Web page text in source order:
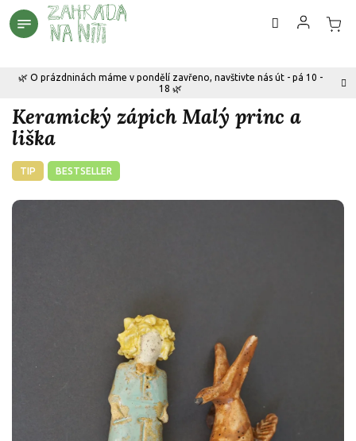
Přejít
na
🌿 O prázdninách máme v pondělí zavřeno, navštivte nás út - pá 10 -
18 🌿
Keramický zápich Malý princ a
liška
TIP BESTSELLER